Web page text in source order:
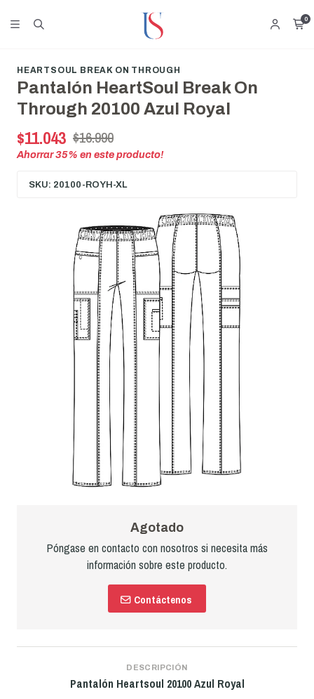
0
HEARTSOUL BREAK ON THROUGH
Pantalón HeartSoul Break On
Through 20100 Azul Royal
$11.043 $16.990
Ahorrar35% en este producto!
SKU: 20100-ROYH-XL
Agotado
Póngase en contacto con nosotros si necesita más
información sobre este producto.
Contáctenos
DESCRIPCIÓN
Pantalón Heartsoul 20100Azul Royal